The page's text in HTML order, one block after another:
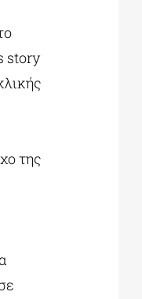
story
της